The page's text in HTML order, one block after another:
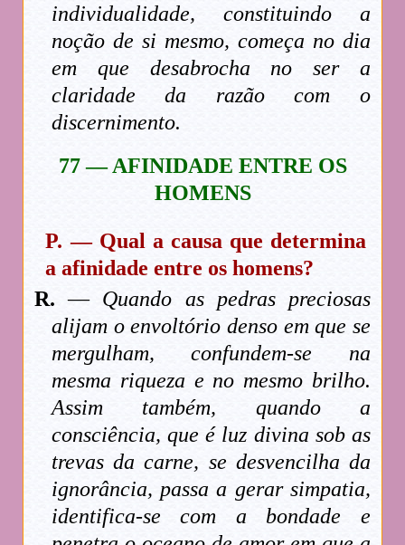
individualidade, constituindo a
noção de si mesmo, começa no dia
em que desabrocha no ser a
claridade da razão com o
discernimento.
77 — AFINIDADE ENTRE OS
HOMENS
P. — Qual a causa que determina
a afinidade entre os homens?
R.— Quando as pedras preciosas
alijam o envoltório denso em que se
mergulham, confundem-se na
mesma riqueza e no mesmo brilho.
Assim também, quando a
consciência, que é luz divina sob as
trevas da carne, se desvencilha da
ignorância, passa a gerar simpatia,
identifica-se com a bondade e